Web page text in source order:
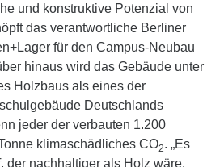
und konstruktive Potenzial von
das verantwortliche Berliner
für den Campus-Neubau
hinaus wird das Gebäude unter
Holzbaus als eines der
Deutschlands
jeder der verbauten 1.200
klimaschädliches CO2. „Es
der nachhaltiger als Holz wäre.